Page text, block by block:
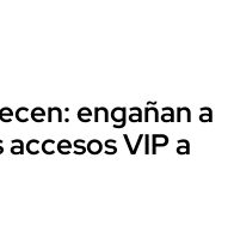
engañan a
VIP a